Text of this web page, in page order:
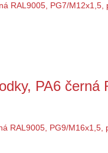
PA6